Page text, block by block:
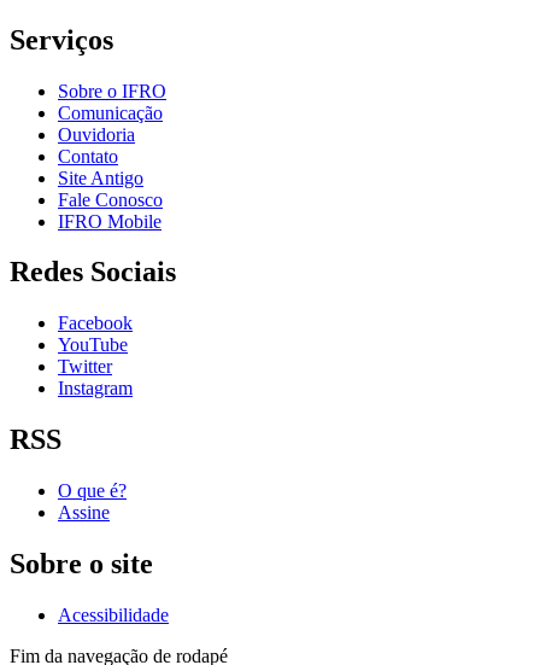
Serviços
Sobre o IFRO
Comunicação
Ouvidoria
Contato
Site Antigo
Fale Conosco
IFRO Mobile
Redes Sociais
Facebook
YouTube
Twitter
Instagram
RSS
O que é?
Assine
Sobre o site
Acessibilidade
Fim da navegação de rodapé